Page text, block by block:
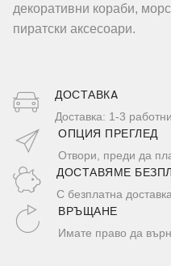
декоративни кораби,
пиратски аксесоари.
ДОСТАВКA
Доставка: 1-3
ОПЦИЯ ПРЕГЛЕД
Отвори, преди да
ДОСТАВЯМЕ
С безплатна
ВРЪЩАНЕ
Имате право да